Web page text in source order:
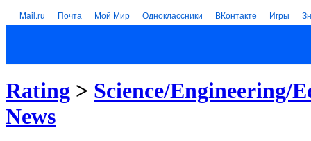
Mail.ru Почта Мой Мир Одноклассники ВКонтакте Игры
Rating > Science/Engineering/
News